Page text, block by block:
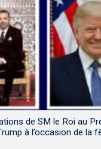
de SM le Roi au
à l’occasion de la